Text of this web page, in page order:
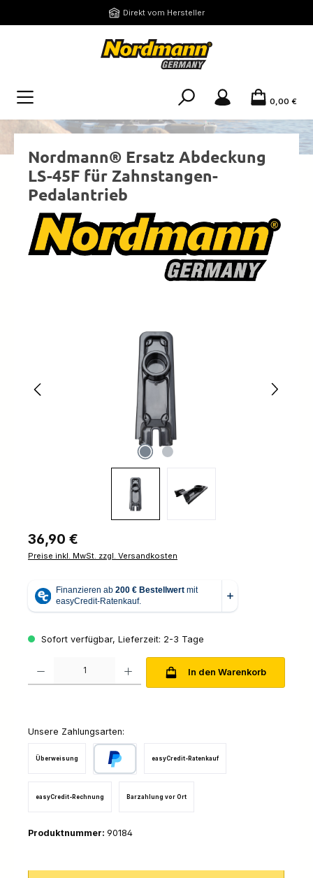
Zum Hauptinhalt springen Direkt vom Hersteller
0,00 €
Nordmann® Ersatz Abdeckung
LS-45F für Zahnstangen-
Pedalantrieb
Regulärer Preis:
36,90 €
Preise inkl. MwSt. zzgl. Versandkosten
Sofort verfügbar, Lieferzeit: 2-3 Tage
Produkt Anzahl: Gib den gewünschten Wert ein oder benutze die
In den Warenkorb
Unsere Zahlungsarten:
Überweisung easyCredit-Ratenkauf
easyCredit-Rechnung Barzahlung vor Ort
Produktnummer: 90184